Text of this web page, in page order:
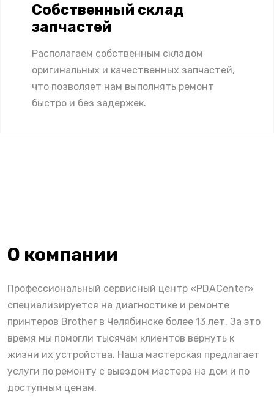
Собственный склад
запчастей
Располагаем собственным складом
оригинальных и качественных запчастей,
что позволяет нам выполнять ремонт
быстро и без задержек.
О компании
Профессиональный сервисный центр «PDACenter»
специализируется на диагностике и ремонте
принтеров Brother в Челябинске более 13 лет. За это
время мы помогли тысячам клиентов вернуть к
жизни их устройства. Наша мастерская предлагает
услуги по ремонту с выездом мастера на дом и по
доступным ценам.